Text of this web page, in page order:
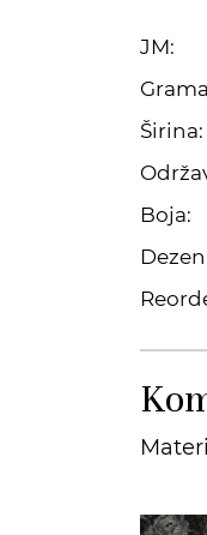
JM:
Širina:
Boja: